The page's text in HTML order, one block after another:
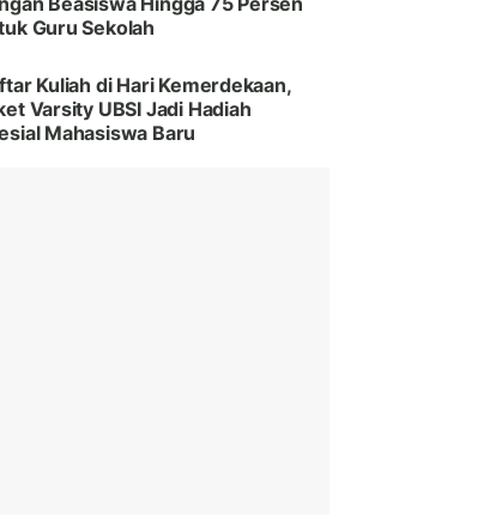
Guru Sekolah
Kuliah di Hari Kemerdekaan,
Varsity UBSI Jadi Hadiah
Mahasiswa Baru